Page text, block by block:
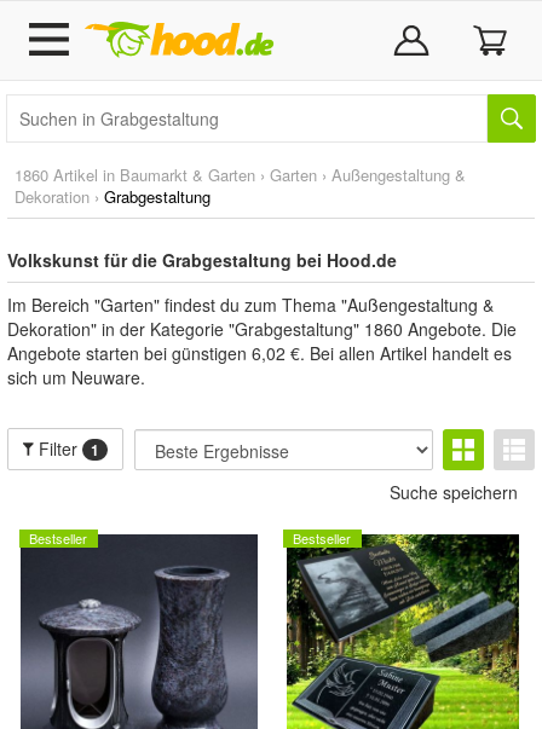
1860 Artikel in Baumarkt & Garten › Garten › Außengestaltung &
Dekoration › Grabgestaltung
Volkskunst für die Grabgestaltung bei Hood.de
Im Bereich "Garten" findest du zum Thema "Außengestaltung &
Dekoration" in der Kategorie "Grabgestaltung" 1860 Angebote. Die
Angebote starten bei günstigen 6,02 €. Bei allen Artikel handelt es
sich um Neuware.
Filter 1
Suche speichern
Bestseller Bestseller